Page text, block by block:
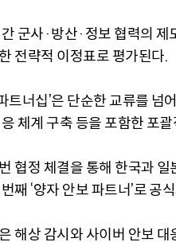
군사·방산·정보 협력의
전략적 이정표로 평가된다.
트너십’은 단순한 교류를 넘
체계 구축 등을 포함한 포
협정 체결을 통해 한국과
째 ‘양자 안보 파트너’로 공
해상 감시와 사이버 안보